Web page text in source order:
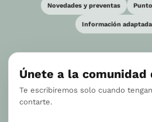
Novedades y preventas
Información
Únete a la comunidad
Te escribiremos solo cuando
contarte.